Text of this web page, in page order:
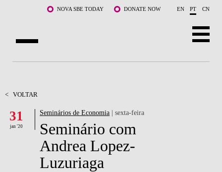
Saltar para o conteúdo principalNOVA SBE TODAY DONATE NOW EN PT CN
DOCENTES E INVESTIGAÇÃO
COMUNIDADE
LIFE AT NOVA SBE
< VOLTAR
31
jan '20
Seminários de Economia | sexta-feira
Seminário com
Andrea Lopez-
Luzuriaga